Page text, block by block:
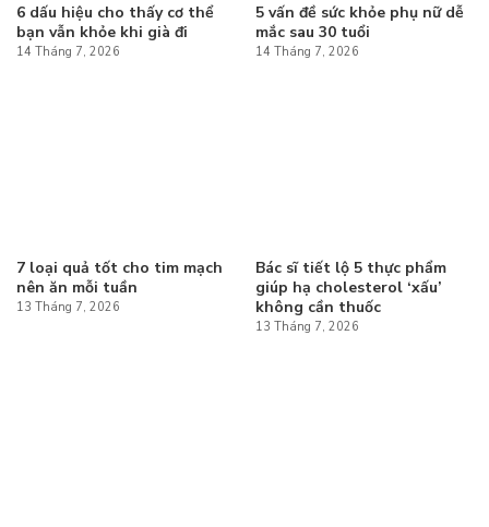
6 dấu hiệu cho thấy cơ thể
bạn vẫn khỏe khi già đi
14 Tháng 7, 2026
5 vấn đề sức khỏe phụ nữ dễ
mắc sau 30 tuổi
14 Tháng 7, 2026
7 loại quả tốt cho tim mạch
nên ăn mỗi tuần
13 Tháng 7, 2026
Bác sĩ tiết lộ 5 thực phẩm
giúp hạ cholesterol ‘xấu’
không cần thuốc
13 Tháng 7, 2026